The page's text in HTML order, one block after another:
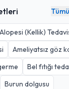
Alopesi (Kellik)
Ameliyatsız göz
Bel fıtığı
Burun dolgusu